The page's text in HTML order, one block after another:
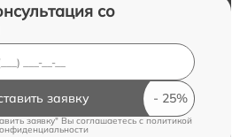
со
заявку
заявку" Вы соглашаетесь c политикой